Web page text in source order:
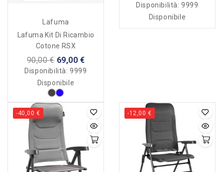
Lafuma
Lafuma Kit Di Ricambio
Cotone RSX
90,00 € 69,00 €
Disponibilità:9999
Disponibile
Disponibilità:9999
Disponibile
-40,00 € -12,00 €